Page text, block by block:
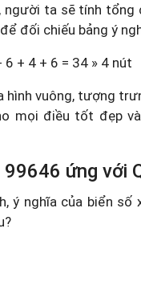
người ta sẽ tính
đối chiếu bảng ý
+ 4 + 6 = 34 » 4 nút
hình vuông, tượng
mọi điều tốt đẹp
99646 ứng với
ý nghĩa của biển